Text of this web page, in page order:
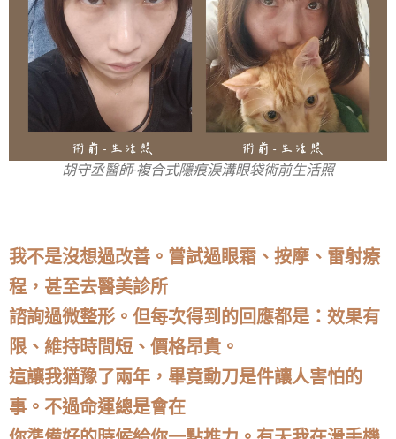
胡守丞醫師-複合式隱痕淚溝眼袋術前生活照
我不是沒想過改善。嘗試過眼霜、按摩、雷射療
程，甚至去醫美診所
諮詢過微整形。但每次得到的回應都是：效果有
限、維持時間短、價格昂貴。
這讓我猶豫了兩年，畢竟動刀是件讓人害怕的
事。不過命運總是會在